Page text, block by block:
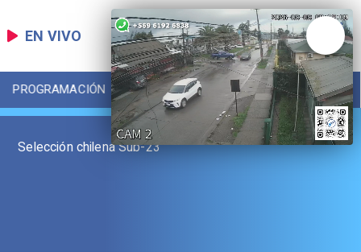
EN VIVO
PROGRAMACIÓN LOCAL DEPORTES
Selección chilena Sub-23